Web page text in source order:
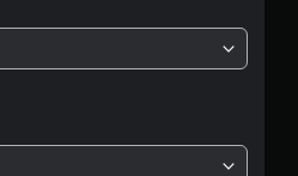
5
段
中